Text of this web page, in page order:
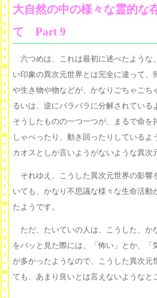
大自然の中の様々な霊的な
て Part 9
六つめは、これは最初に述べたような
い印象の異次元世界とは完全に違って、
や生き物や物などが、かなりごちゃごち
るいは、逆にバラバラに分解されている
そうしたものの一つ一つが、まるで命を
しゃべったり、動き回ったりしているよ
カオスとしか言いようがないような異次
それゆえ、こうした異次元世界の影響
いても、かなり不思議な様々な生命活動
たようです。
ただ、たいていの人は、こうした、か
をパッと見た際には、「怖い」とか、「
が多かったようなので、こうした異次元
ても、あまり良いとは言えないようなと